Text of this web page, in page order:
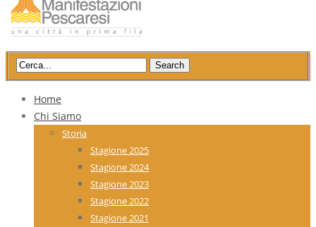
Home
Chi Siamo
Storia
Stagione 2025
Stagione 2024
Stagione 2023
Stagione 2022
Stagione 2021